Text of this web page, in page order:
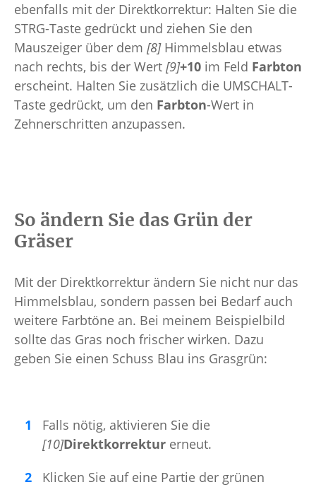
ebenfalls mit der Direktkorrektur: Halten Sie die
STRG-Taste gedrückt und ziehen Sie den
Mauszeiger über dem [8]Himmelsblau etwas
nach rechts, bis der Wert [9]+10 im Feld Farbton
erscheint. Halten Sie zusätzlich die UMSCHALT-
Taste gedrückt, um den Farbton-Wert in
Zehnerschritten anzupassen.
So ändern Sie das Grün der
Gräser
Mit der Direktkorrektur ändern Sie nicht nur das
Himmelsblau, sondern passen bei Bedarf auch
weitere Farbtöne an. Bei meinem Beispielbild
sollte das Gras noch frischer wirken. Dazu
geben Sie einen Schuss Blau ins Grasgrün:
Falls nötig, aktivieren Sie die
[10]Direktkorrektur erneut.
Klicken Sie auf eine Partie der grünen